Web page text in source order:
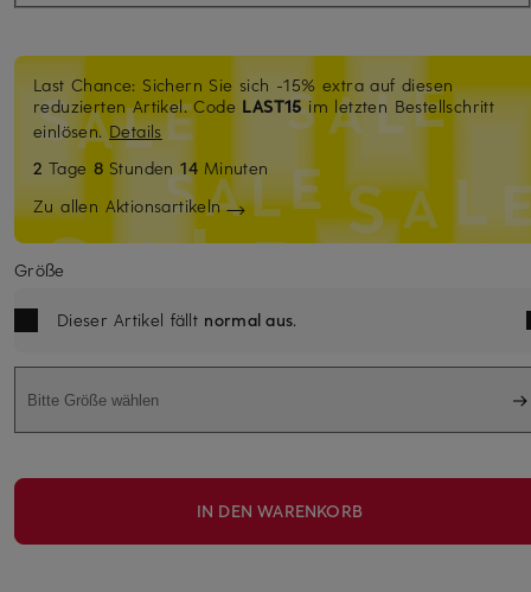
Last Chance: Sichern Sie sich -15% extra auf diesen
reduzierten Artikel. Code LAST15im letzten Bestellschritt
einlösen.Details
2 Tage8 Stunden14 Minuten
Zu allen Aktionsartikeln
Größe
Dieser Artikel fällt normal aus.
Bitte Größe wählen
IN DEN WARENKORB